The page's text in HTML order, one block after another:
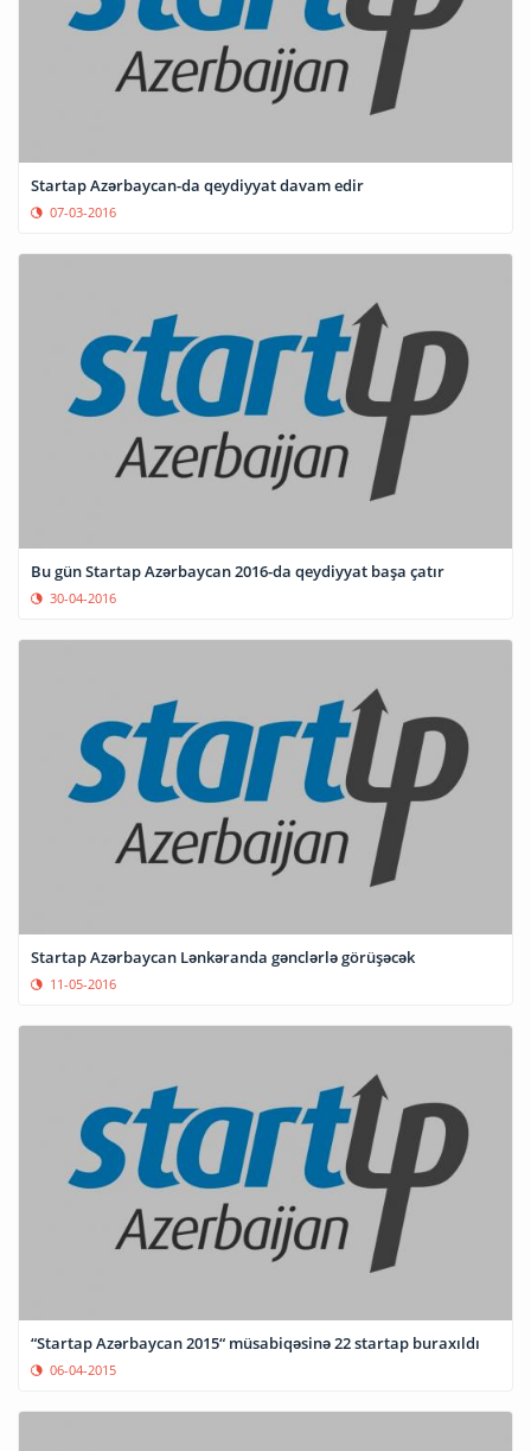
Startap Azərbaycan-da qeydiyyat davam edir
07-03-2016
Bu gün Startap Azərbaycan 2016-da qeydiyyat başa çatır
30-04-2016
Startap Azərbaycan Lənkəranda gənclərlə görüşəcək
11-05-2016
“Startap Azərbaycan 2015“ müsabiqəsinə 22 startap buraxıldı
06-04-2015